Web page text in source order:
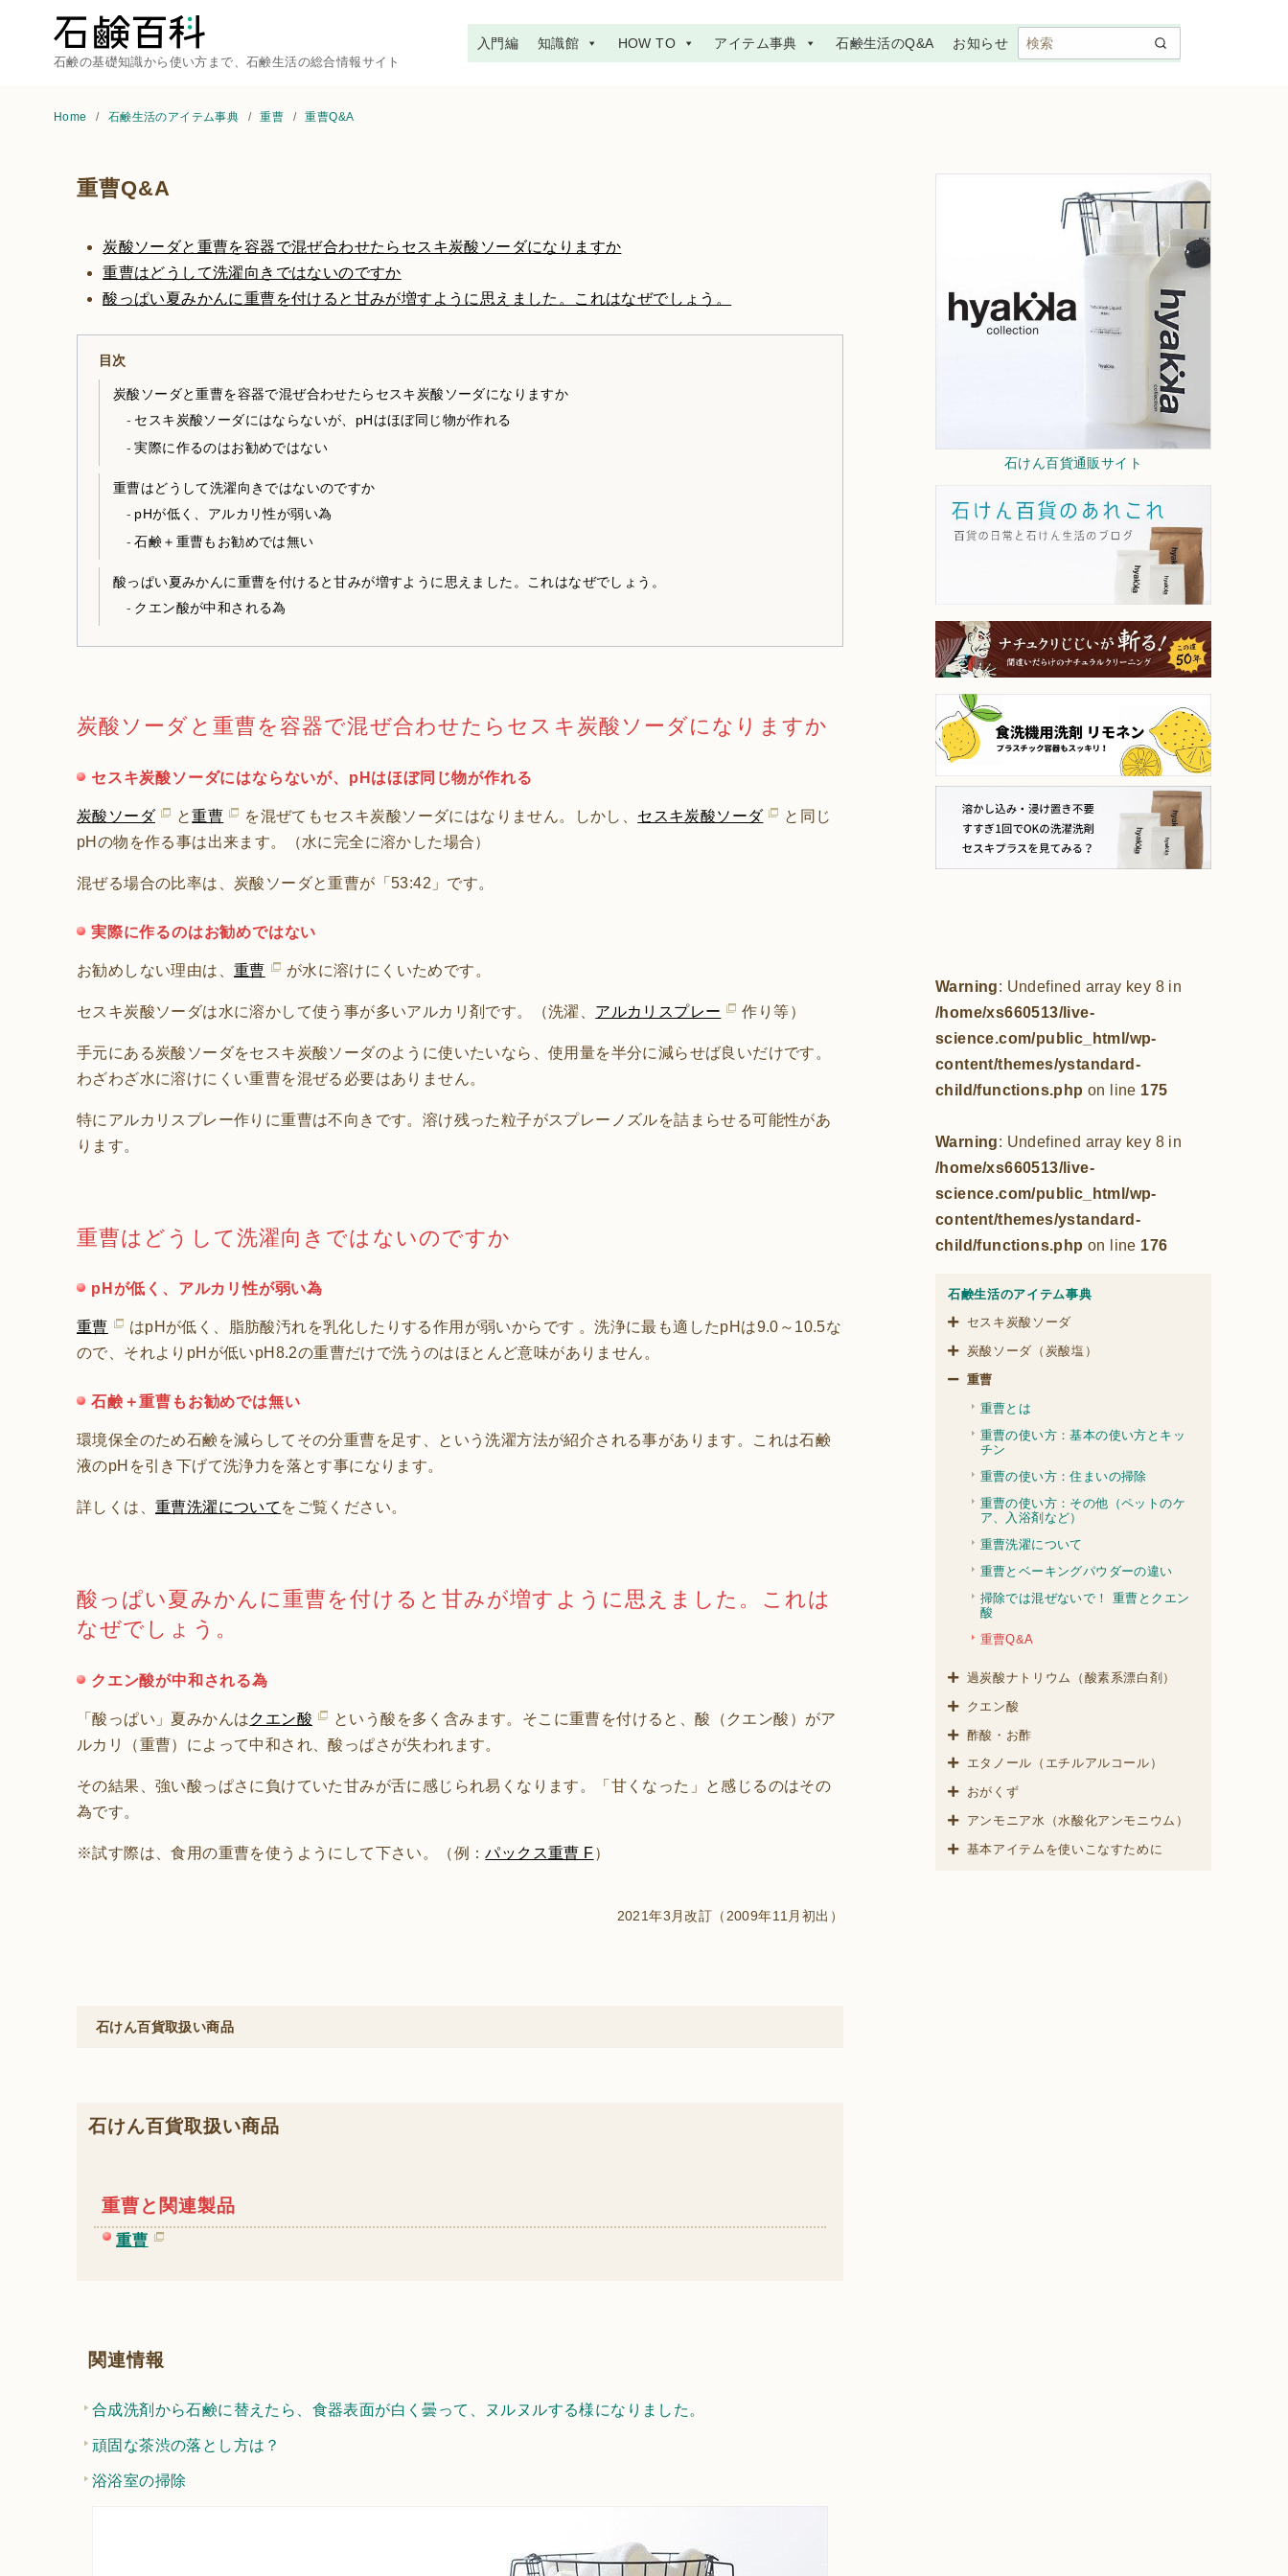
石鹸の基礎知識から使い方まで、石鹸生活の総合情報サイト
入門編 知識館 HOW TO アイテム事典 石鹸生活のQ&A お知らせ
Home 石鹸生活のアイテム事典 重曹 重曹Q&A
重曹Q&A
炭酸ソーダと重曹を容器で混ぜ合わせたらセスキ炭酸ソーダになりますか
重曹はどうして洗濯向きではないのですか
酸っぱい夏みかんに重曹を付けると甘みが増すように思えました。これはなぜでしょう。
目次
炭酸ソーダと重曹を容器で混ぜ合わせたらセスキ炭酸ソーダになりますか
セスキ炭酸ソーダにはならないが、pHはほぼ同じ物が作れる
実際に作るのはお勧めではない
重曹はどうして洗濯向きではないのですか
pHが低く、アルカリ性が弱い為
石鹸＋重曹もお勧めでは無い
酸っぱい夏みかんに重曹を付けると甘みが増すように思えました。これはなぜでしょう。
クエン酸が中和される為
炭酸ソーダと重曹を容器で混ぜ合わせたらセスキ炭酸ソーダになりますか
セスキ炭酸ソーダにはならないが、pHはほぼ同じ物が作れる
炭酸ソーダ と重曹 を混ぜてもセスキ炭酸ソーダにはなりません。しかし、 セスキ炭酸ソーダ
と同じ
pHの物を作る事は出来ます。（水に完全に溶かした場合）
混ぜる場合の比率は、炭酸ソーダと重曹が「53:42」です。
実際に作るのはお勧めではない
お勧めしない理由は、 重曹 が水に溶けにくいためです。
セスキ炭酸ソーダは水に溶かして使う事が多いアルカリ剤です。（洗濯、 アルカリスプレー 作り等）
手元にある炭酸ソーダをセスキ炭酸ソーダのように使いたいなら、使用量を半分に減らせば良いだけです。
わざわざ水に溶けにくい重曹を混ぜる必要はありません。
特にアルカリスプレー作りに重曹は不向きです。溶け残った粒子がスプレーノズルを詰まらせる可能性があ
ります。
重曹はどうして洗濯向きではないのですか
pHが低く、アルカリ性が弱い為
重曹
はpHが低く、脂肪酸汚れを乳化したりする作用が弱いからです 。洗浄に最も適したpHは9.0～10.5な
ので、それよりpHが低いpH8.2の重曹だけで洗うのはほとんど意味がありません。
石鹸＋重曹もお勧めでは無い
環境保全のため石鹸を減らしてその分重曹を足す、という洗濯方法が紹介される事があります。これは石鹸
液のpHを引き下げて洗浄力を落とす事になります。
詳しくは、 重曹洗濯について をご覧ください。
酸っぱい夏みかんに重曹を付けると甘みが増すように思えました。これは
なぜでしょう。
クエン酸が中和される為
「酸っぱい」夏みかんはクエン酸
という酸を多く含みます。そこに重曹を付けると、酸（クエン酸）がア
ルカリ（重曹）によって中和され、酸っぱさが失われます。
その結果、強い酸っぱさに負けていた甘みが舌に感じられ易くなります。「甘くなった」と感じるのはその
為です。
※試す際は、食用の重曹を使うようにして下さい。（例：パックス重曹 F）
2021年3月改訂（2009年11月初出）
石けん百貨取扱い商品
石けん百貨取扱い商品
重曹と関連製品
重曹
関連情報
合成洗剤から石鹸に替えたら、食器表面が白く曇って、ヌルヌルする様になりました。
頑固な茶渋の落とし方は？
浴浴室の掃除
石けん百貨通販サイト
Warning: Undefined array key 8 in
/home/xs660513/live-
science.com/public_html/wp-
content/themes/ystandard-
child/functions.php on line 175
Warning: Undefined array key 8 in
/home/xs660513/live-
science.com/public_html/wp-
content/themes/ystandard-
child/functions.php on line 176
石鹸生活のアイテム事典
セスキ炭酸ソーダ
炭酸ソーダ（炭酸塩）
重曹
重曹とは
重曹の使い方：基本の使い方とキッ
チン
重曹の使い方：住まいの掃除
重曹の使い方：その他（ペットのケ
ア、入浴剤など）
重曹洗濯について
重曹とベーキングパウダーの違い
掃除では混ぜないで！ 重曹とクエン
酸
重曹Q&A
過炭酸ナトリウム（酸素系漂白剤）
クエン酸
酢酸・お酢
エタノール（エチルアルコール）
おがくず
アンモニア水（水酸化アンモニウム）
基本アイテムを使いこなすために